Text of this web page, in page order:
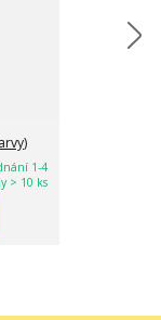
1-4
> 10 ks